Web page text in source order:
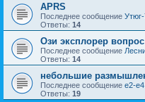
APRS
Последнее сообщение
Ответы: 14
Ози эксплорер вопрос
Последнее сообщение
Ответы: 14
небольшие
Последнее сообщение e2-e4
Ответы: 19